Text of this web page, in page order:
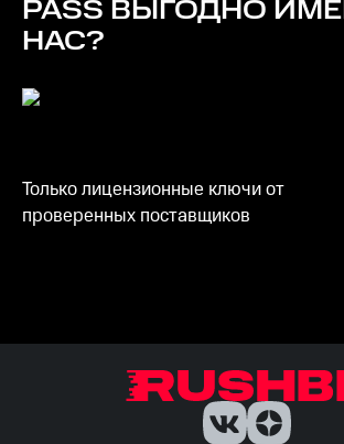
PASS ВЫГОДНО
НАС?
Только лицензионные ключи от
проверенных поставщиков